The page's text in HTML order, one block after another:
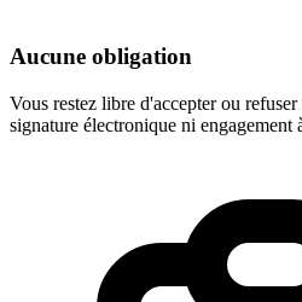
Aucune obligation
Vous restez libre d'accepter ou
signature électronique ni engagement